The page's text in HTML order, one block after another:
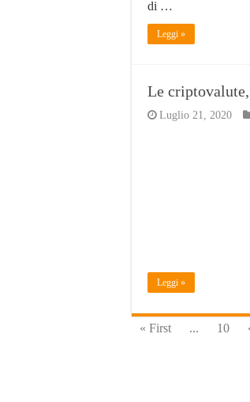
di …
Leggi »
Le
Luglio 21, 2020
Leggi »
« First ... 10